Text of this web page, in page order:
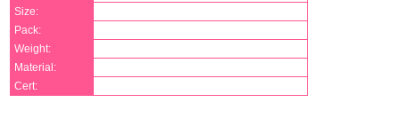
Size:
Pack:
Weight:
Material:
Cert: